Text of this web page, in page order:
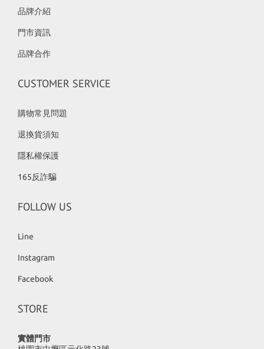
品牌介紹
門市資訊
品牌合作
CUSTOMER SERVICE
購物常見問題
退換貨須知
隱私權保護
165反詐騙
FOLLOW US
Line
Instagram
Facebook
STORE
實體門市